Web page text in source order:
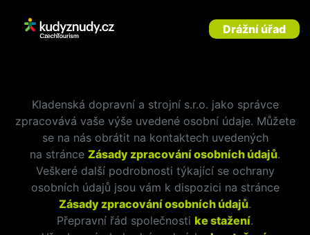
Drážní úřad
Kladenská dopravní a strojní s.r.o. jako správce
zpracovává vaše výše uvedené osobní údaje. Můžete
se na nás obrátit na kontaktech uvedených
na stránce Zásady zpracování osobních údajů.
Veškeré další podrobnosti týkající se ochrany
osobních údajů jsou vám k dispozici na stránce
Zásady zpracování osobních údajů.
Přepravní řád společnosti ke stažení.